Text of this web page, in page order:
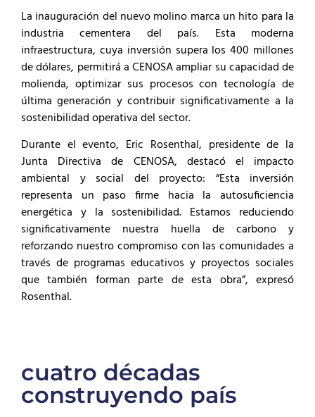
La inauguración del nuevo molino marca un hito para la
industria cementera del país. Esta moderna
infraestructura, cuya inversión supera los 400 millones
de dólares, permitirá a CENOSA ampliar su capacidad de
molienda, optimizar sus procesos con tecnología de
última generación y contribuir significativamente a la
sostenibilidad operativa del sector.
Durante el evento, Eric Rosenthal, presidente de la
Junta Directiva de CENOSA, destacó el impacto
ambiental y social del proyecto: “Esta inversión
representa un paso firme hacia la autosuficiencia
energética y la sostenibilidad. Estamos reduciendo
significativamente nuestra huella de carbono y
reforzando nuestro compromiso con las comunidades a
través de programas educativos y proyectos sociales
que también forman parte de esta obra”, expresó
Rosenthal.
cuatro décadas
construyendo país